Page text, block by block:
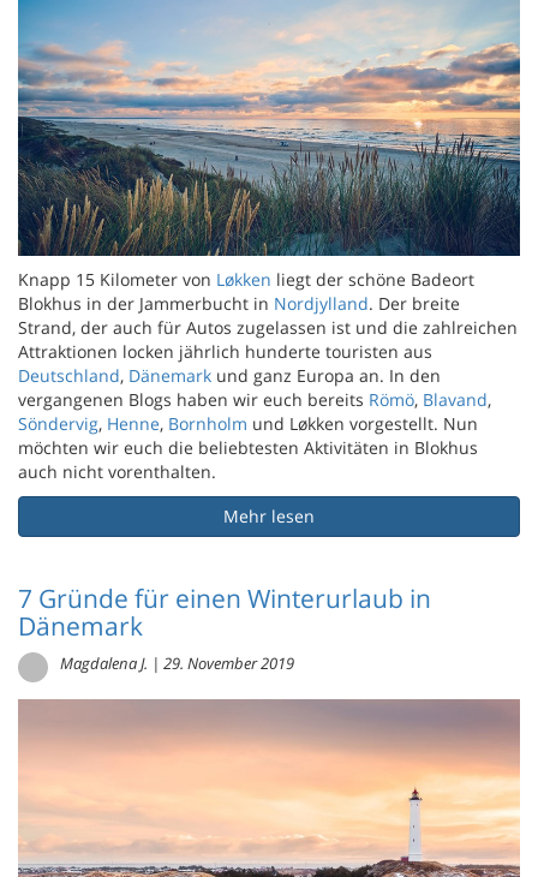
Knapp 15 Kilometer von Løkken liegt der schöne Badeort
Blokhus in der Jammerbucht in Nordjylland. Der breite
Strand, der auch für Autos zugelassen ist und die zahlreichen
Attraktionen locken jährlich hunderte touristen aus
Deutschland, Dänemark und ganz Europa an. In den
vergangenen Blogs haben wir euch bereits Römö, Blavand,
Söndervig, Henne, Bornholm und Løkken vorgestellt. Nun
möchten wir euch die beliebtesten Aktivitäten in Blokhus
auch nicht vorenthalten.
Mehr lesen
7 Gründe für einen Winterurlaub in
Dänemark
Magdalena J. | 29. November 2019